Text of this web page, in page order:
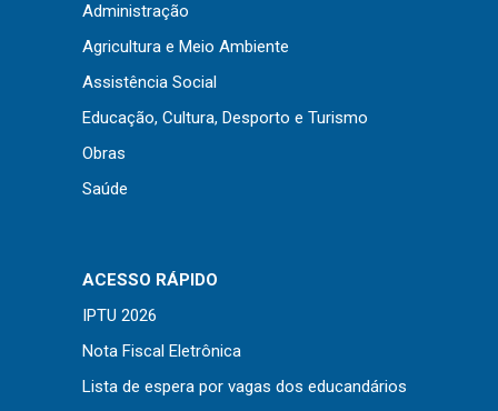
Administração
Agricultura e Meio Ambiente
Assistência Social
Educação, Cultura, Desporto e Turismo
Obras
Saúde
ACESSO RÁPIDO
IPTU 2026
Nota Fiscal Eletrônica
Lista de espera por vagas dos educandários